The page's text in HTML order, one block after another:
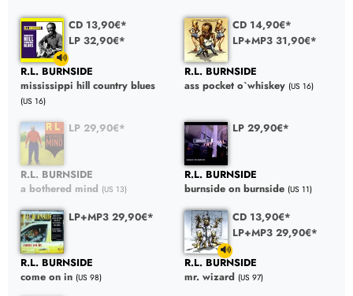
CD 13,90€*
LP 32,90€*
R.L. BURNSIDE
mississippi hill country blues
(US 16)
CD 14,90€*
LP+MP3 31,90€*
R.L. BURNSIDE
ass pocket o`whiskey (US 16)
LP 29,90€*
R.L. BURNSIDE
a bothered mind (US 13)
LP 29,90€*
R.L. BURNSIDE
burnside on burnside (US 11)
LP+MP3 29,90€*
R.L. BURNSIDE
come on in (US 98)
CD 13,90€*
LP+MP3 29,90€*
R.L. BURNSIDE
mr. wizard (US 97)